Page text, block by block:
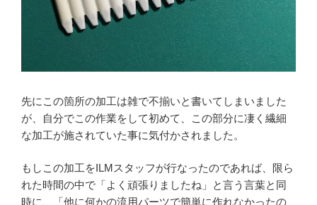
先にこの箇所の加工は雑で不揃いと書いてしまいました
が、自分でこの作業をして初めて、この部分に凄く繊細
な加工が施されていた事に気付かされました。
もしこの加工をILMスタッフが行なったのであれば、限ら
れた時間の中で「よく頑張りましたね」と言う言葉と同
時に、「他に何かの流用パーツで簡単に作れなかったの